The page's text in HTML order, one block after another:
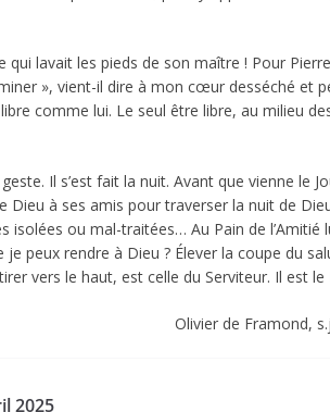
qui lavait les pieds de son maître ! Pour
», vient-il dire à mon cœur desséché et
comme lui. Le seul être libre, au milieu
Il s’est fait la nuit. Avant que vienne le
Dieu à ses amis pour traverser la nuit de
isolées ou mal-traitées… Au Pain de
peux rendre à Dieu ? Élever la coupe du
vers le haut, est celle du Serviteur. Il est
Olivier de Framond, s.j
2025